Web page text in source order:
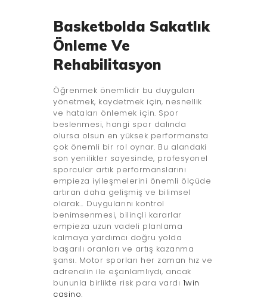
Basketbolda Sakatlık
Önleme Ve
Rehabilitasyon
Öğrenmek önemlidir bu duyguları
yönetmek, kaydetmek için, nesnellik
ve hataları önlemek için. Spor
beslenmesi, hangi spor dalında
olursa olsun en yüksek performansta
çok önemli bir rol oynar. Bu alandaki
son yenilikler sayesinde, profesyonel
sporcular artık performanslarını
empieza iyileşmelerini önemli ölçüde
artıran daha gelişmiş ve bilimsel
olarak… Duygularını kontrol
benimsenmesi, bilinçli kararlar
empieza uzun vadeli planlama
kalmaya yardımcı doğru yolda
başarılı oranları ve artış kazanma
şansı. Motor sporları her zaman hız ve
adrenalin ile eşanlamlıydı, ancak
bununla birlikte risk para vardı 1win
casino.